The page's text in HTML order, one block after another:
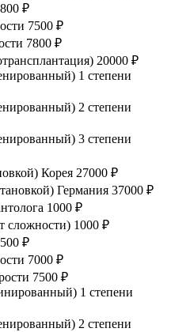
₽
7500 ₽
7800 ₽
20000 ₽
1 степени
2 степени
3 степени
Корея 27000 ₽
Германия 37000 ₽
1000 ₽
сложности) 1000 ₽
₽
7000 ₽
7500 ₽
1 степени
2 степени